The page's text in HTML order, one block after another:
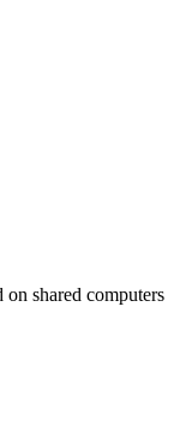
shared computers